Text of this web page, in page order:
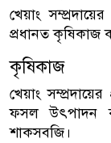
খেয়াং
প্রধানত কৃষিকাজ
কৃষিকাজ
খেয়াং
ফসল উৎপাদন
শাকসবজি।